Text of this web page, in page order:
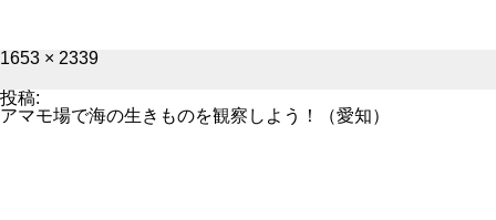
フ
サ
イ
ズ
1653 × 2339
投稿:
アマモ場で海の生きものを観察しよう！（愛知）